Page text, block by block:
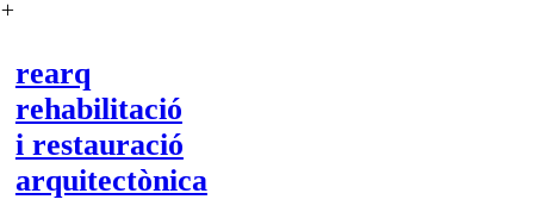
︎
rearq
rehabilitació
i restauració
arquitectònica